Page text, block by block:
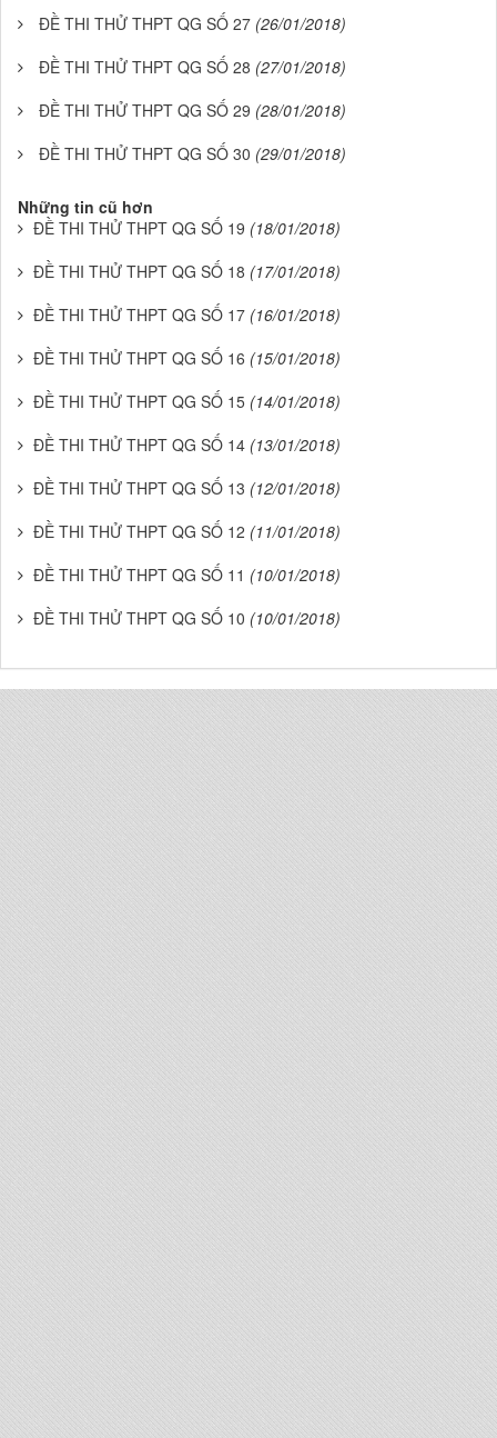
ĐỀ THI THỬ THPT QG SỐ 27 (26/01/2018)
ĐỀ THI THỬ THPT QG SỐ 28 (27/01/2018)
ĐỀ THI THỬ THPT QG SỐ 29 (28/01/2018)
ĐỀ THI THỬ THPT QG SỐ 30 (29/01/2018)
Những tin cũ hơn
ĐỀ THI THỬ THPT QG SỐ 19 (18/01/2018)
ĐỀ THI THỬ THPT QG SỐ 18 (17/01/2018)
ĐỀ THI THỬ THPT QG SỐ 17 (16/01/2018)
ĐỀ THI THỬ THPT QG SỐ 16 (15/01/2018)
ĐỀ THI THỬ THPT QG SỐ 15 (14/01/2018)
ĐỀ THI THỬ THPT QG SỐ 14 (13/01/2018)
ĐỀ THI THỬ THPT QG SỐ 13 (12/01/2018)
ĐỀ THI THỬ THPT QG SỐ 12 (11/01/2018)
ĐỀ THI THỬ THPT QG SỐ 11 (10/01/2018)
ĐỀ THI THỬ THPT QG SỐ 10 (10/01/2018)